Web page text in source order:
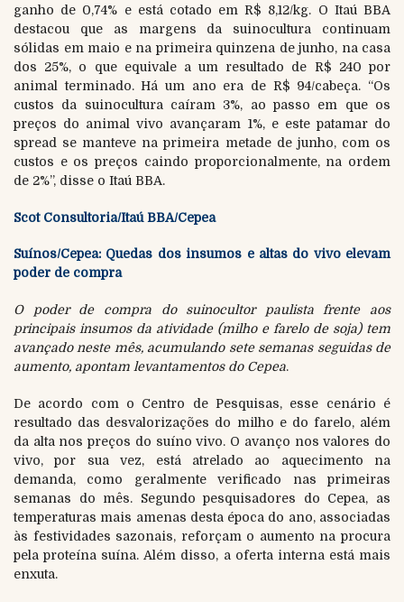
ganho de 0,74% e está cotado em R$ 8,12/kg. O Itaú BBA
destacou que as margens da suinocultura continuam
sólidas em maio e na primeira quinzena de junho, na casa
dos 25%, o que equivale a um resultado de R$ 240 por
animal terminado. Há um ano era de R$ 94/cabeça. “Os
custos da suinocultura caíram 3%, ao passo em que os
preços do animal vivo avançaram 1%, e este patamar do
spread se manteve na primeira metade de junho, com os
custos e os preços caindo proporcionalmente, na ordem
de 2%”, disse o Itaú BBA.
Scot Consultoria/Itaú BBA/Cepea
Suínos/Cepea: Quedas dos insumos e altas do vivo elevam
poder de compra
O poder de compra do suinocultor paulista frente aos
principais insumos da atividade (milho e farelo de soja) tem
avançado neste mês, acumulando sete semanas seguidas de
aumento, apontam levantamentos do Cepea.
De acordo com o Centro de Pesquisas, esse cenário é
resultado das desvalorizações do milho e do farelo, além
da alta nos preços do suíno vivo. O avanço nos valores do
vivo, por sua vez, está atrelado ao aquecimento na
demanda, como geralmente verificado nas primeiras
semanas do mês. Segundo pesquisadores do Cepea, as
temperaturas mais amenas desta época do ano, associadas
às festividades sazonais, reforçam o aumento na procura
pela proteína suína. Além disso, a oferta interna está mais
enxuta.